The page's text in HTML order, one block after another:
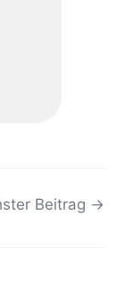
Beitrag →